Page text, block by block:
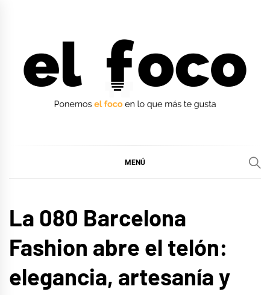
MENÚ
La 080 Barcelona
Fashion abre el telón:
elegancia, artesanía y